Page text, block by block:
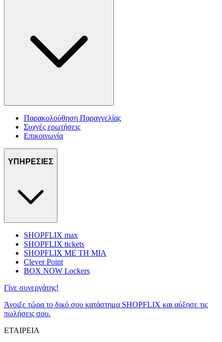
Παρακολούθηση Παραγγελίας
Συχνές ερωτήσεις
Επικοινωνία
ΥΠΗΡΕΣΙΕΣ
SHOPFLIX max
SHOPFLIX tickets
SHOPFLIX ΜΕ ΤΗ ΜΙΑ
Clever Point
BOX NOW Lockers
Γίνε συνεργάτης!
Άνοιξε τώρα το δικό σου κατάστημα SHOPFLIX και αύξησε τις
πωλήσεις σου.
ΕΤΑΙΡΕΙΑ